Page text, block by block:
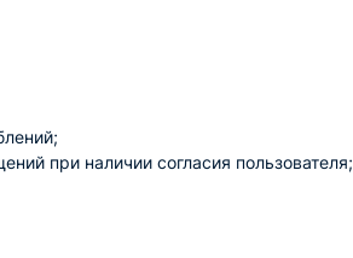
при наличии согласия пользователя;